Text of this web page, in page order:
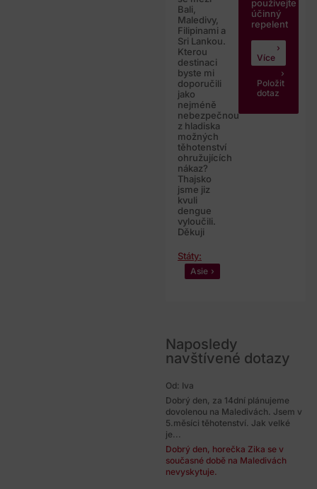
Bali,
Maledivy,
Filipinami a
Sri Lankou.
Kterou
destinaci
byste mi
doporučili
jako
nejméně
nebezpečnou
z hladiska
možných
těhotenství
ohružujících
nákaz?
Thajsko
jsme jiz
kvuli
dengue
vyloučili.
Děkuji
Státy:
Asie
používejte
účinný
repelent
Více
Položit
dotaz
Naposledy
navštívené dotazy
Od: Iva
Dobrý den, za 14dní plánujeme
dovolenou na Maledivách. Jsem v
5.měsíci těhotenství. Jak velké
je...
Dobrý den, horečka Zika se v
současné době na Maledivách
nevyskytuje.